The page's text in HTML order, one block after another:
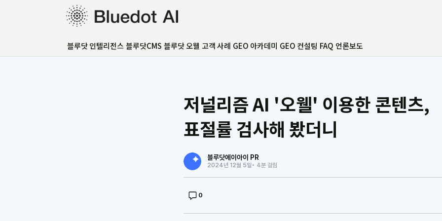
블루닷 인텔리전스
블루닷CMS
블루닷 인텔리전스 블루닷CMS 블루닷 오웰 고객 사례 GEO 아카데미 GEO 컨설팅 FAQ 언론보도
저널리즘 AI '오웰' 이용한 콘텐츠,
표절률 검사해 봤더니
블루닷에이아이 PR
2024년 12월 5일 • 4분 걸림
0